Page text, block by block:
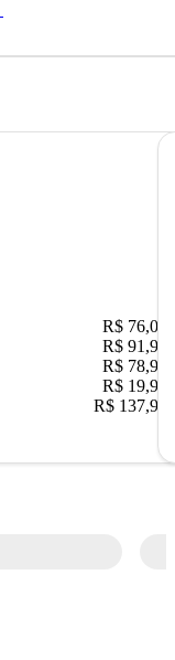
R$ 76,09
R$ 91,90
R$ 78,90
R$ 19,90
R$ 137,90